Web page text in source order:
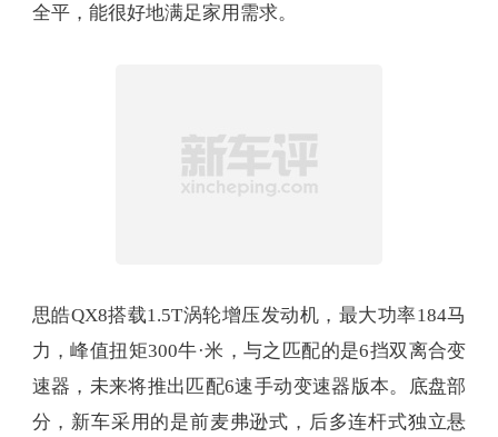
全平，能很好地满足家用需求。
思皓QX8搭载1.5T涡轮增压发动机，最大功率184马
力，峰值扭矩300牛·米，与之匹配的是6挡双离合变
速器，未来将推出匹配6速手动变速器版本。底盘部
分，新车采用的是前麦弗逊式，后多连杆式独立悬